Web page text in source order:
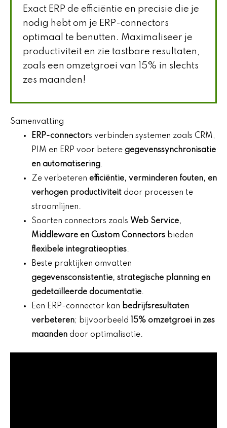
Exact ERP de efficiëntie en precisie die je
nodig hebt om je ERP-connectors
optimaal te benutten. Maximaliseer je
productiviteit en zie tastbare resultaten,
zoals een omzetgroei van 15% in slechts
zes maanden!
Samenvatting
ERP-connectors verbinden systemen zoals CRM,
PIM en ERP voor betere gegevenssynchronisatie
en automatisering.
Ze verbeteren efficiëntie, verminderen fouten, en
verhogen productiviteit door processen te
stroomlijnen.
Soorten connectors zoals Web Service,
Middleware en Custom Connectors bieden
flexibele integratieopties.
Beste praktijken omvatten
gegevensconsistentie, strategische planning en
gedetailleerde documentatie.
Een ERP-connector kan bedrijfsresultaten
verbeteren; bijvoorbeeld
15% omzetgroei in zes
maanden door optimalisatie.